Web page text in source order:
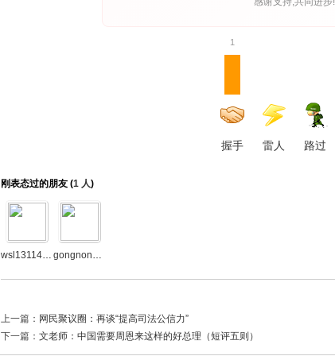
1
握手 雷人 路过
刚表态过的朋友 (1 人)
上一篇： 网民聚议圈：再谈“提高司法公信力”
下一篇： 文老师：中国需要周恩来这样的好总理（短评五则）